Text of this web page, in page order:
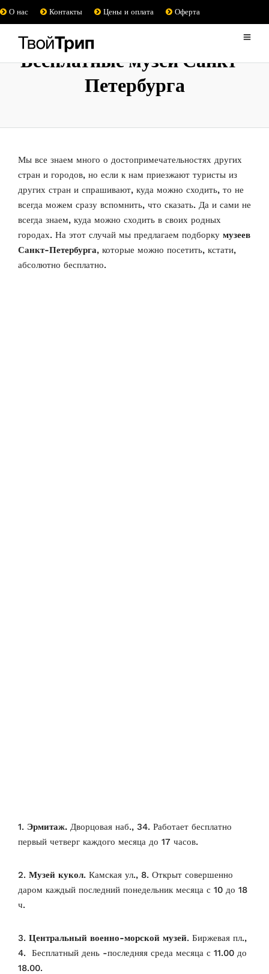
О нас Контакты Цены и оплата Оферта
Бесплатные музеи Санкт-
Петербурга
Мы все знаем много о достопримечательностях других
стран и городов, но если к нам приезжают туристы из
других стран и спрашивают, куда можно сходить, то не
всегда можем сразу вспомнить, что сказать. Да и сами не
всегда знаем, куда можно сходить в своих родных
городах. На этот случай мы предлагаем подборку музеев
Санкт-Петербурга, которые можно посетить, кстати,
абсолютно бесплатно.
1. Эрмитаж. Дворцовая наб., 34. Работает бесплатно
первый четверг каждого месяца до 17 часов.
2. Музей кукол. Камская ул., 8. Открыт совершенно
даром каждый последний понедельник месяца с 10 до 18
ч.
3. Центральный военно-морской музей. Биржевая пл.,
4. Бесплатный день -последняя среда месяца с 11.00 до
18.00.